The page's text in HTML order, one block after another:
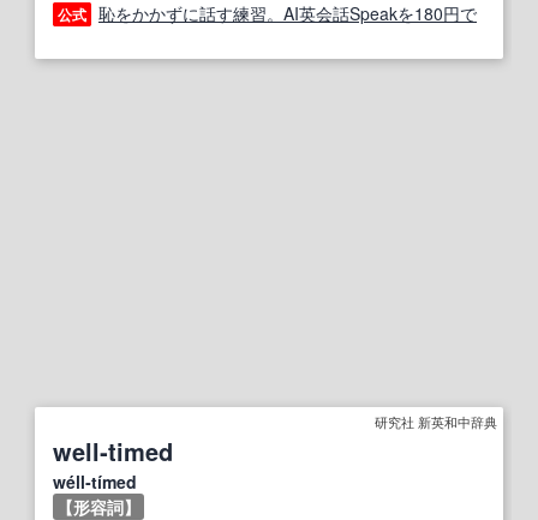
公式 恥をかかずに話す練習。AI英会話Speakを180円で
研究社 新英和中辞典
well‐timed
wéll‐tímed
【形容詞】